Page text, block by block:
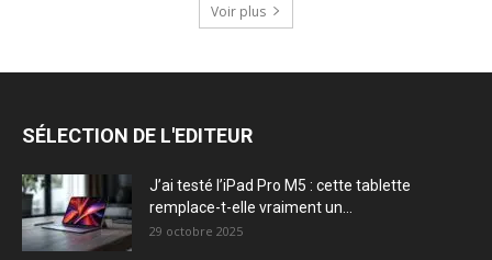
Voir plus
SÉLECTION DE L'EDITEUR
J’ai testé l’iPad Pro M5 : cette tablette
remplace-t-elle vraiment un...
29 octobre 2025